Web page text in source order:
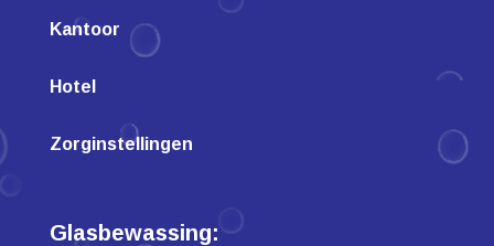
Kantoor
Hotel
Zorginstellingen
Glasbewassing: